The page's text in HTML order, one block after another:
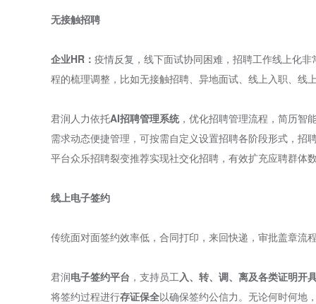
无接触招聘
企业HR： 疫情反复，线下面试协同困难，招聘工作线上化
程的梳理调整，比如无接触招聘、异地面试、线上入职、线
君润人力依托AI招聘管理系统，优化招聘管理流程，简历智
需求动态便捷管理，可按需自定义设置招聘各阶段形式，
平台众乐招聘裂变推荐实现社交化招聘，有效扩充应聘群体
线上电子签约
传统面对面签约效率低，合同打印，来回快递，审批盖章流
君润电子签约平台 ，支持员工 入、转、调、离及各类证明开
将签约过程进行存证保全以确保签约公信力。无论何时何地